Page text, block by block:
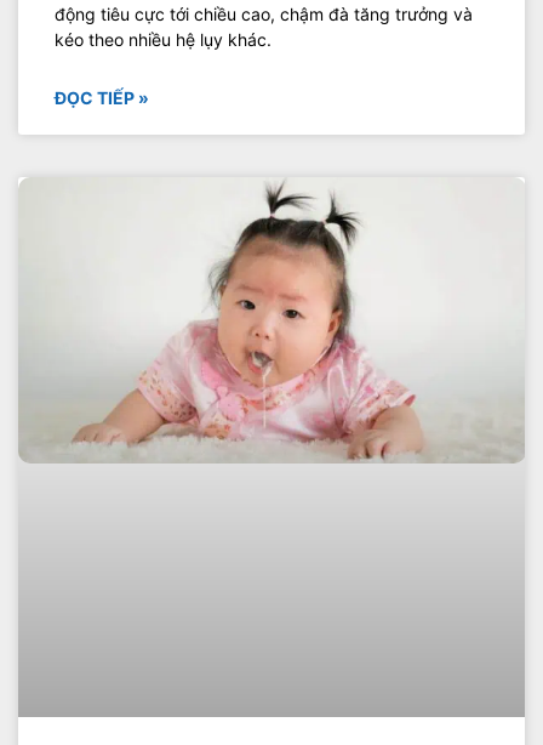
động tiêu cực tới chiều cao, chậm đà tăng trưởng và
kéo theo nhiều hệ lụy khác.
ĐỌC TIẾP »